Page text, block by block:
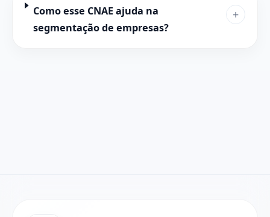
Como esse CNAE ajuda na
segmentação de empresas?
+